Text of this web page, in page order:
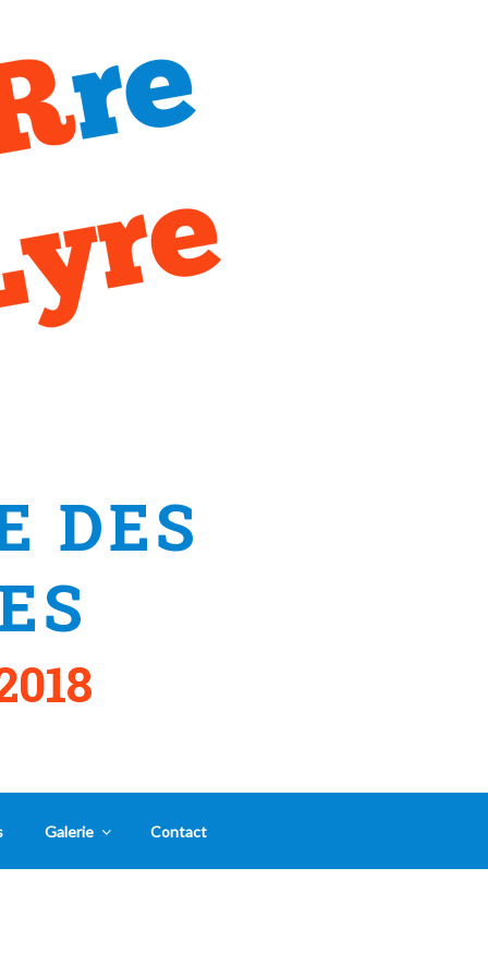
DES
Galerie Contact